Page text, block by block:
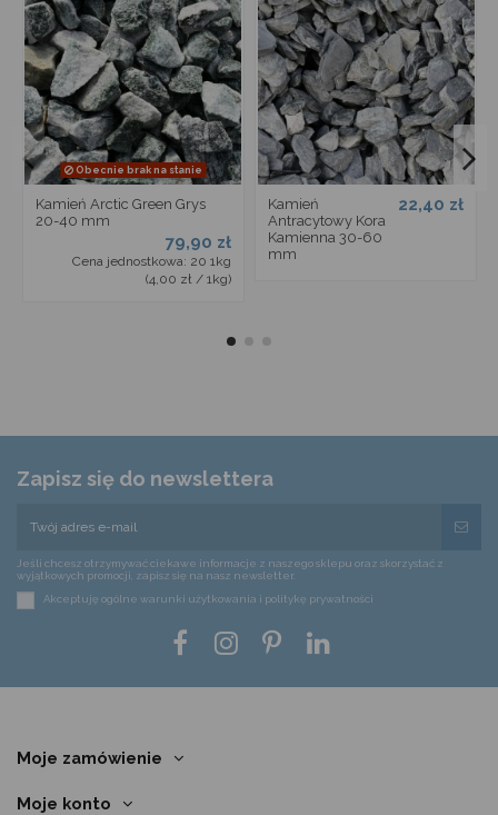
Obecnie brak na stanie
Kamień Arctic Green Grys
20-40 mm
79,90 zł
Cena jednostkowa: 20 1kg
(4,00 zł / 1kg)
Kamień
Antracytowy Kora
Kamienna 30-60
mm
22,40 zł
Zapisz się do newslettera
Jeśli chcesz otrzymywać ciekawe informacje z naszego sklepu oraz skorzystać z
wyjątkowych promocji, zapisz się na nasz newsletter.
Akceptuję ogólne warunki użytkowania i politykę prywatności
Moje zamówienie
Moje konto